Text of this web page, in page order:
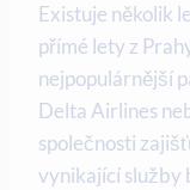
Existuje několik
přímé lety z
nejpopulárnější
Delta Airlines
společnosti
vynikající služby